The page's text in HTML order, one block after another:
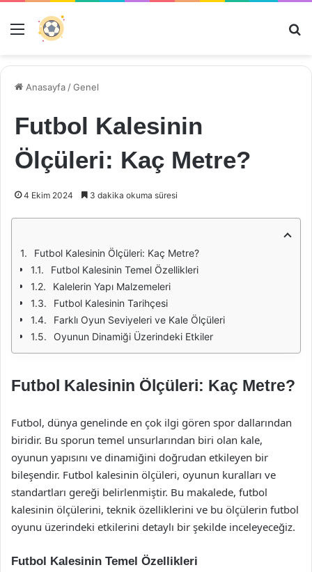
Menü
Anasayfa /Genel
Futbol Kalesinin
Ölçüleri: Kaç Metre?
4 Ekim 2024 3 dakika okuma süresi
Futbol Kalesinin Ölçüleri: Kaç Metre?
Futbol Kalesinin Temel Özellikleri
Kalelerin Yapı Malzemeleri
Futbol Kalesinin Tarihçesi
Farklı Oyun Seviyeleri ve Kale Ölçüleri
Oyunun Dinamiği Üzerindeki Etkiler
Futbol Kalesinin Ölçüleri: Kaç Metre?
Futbol, dünya genelinde en çok ilgi gören spor dallarından
biridir. Bu sporun temel unsurlarından biri olan kale,
oyunun yapısını ve dinamiğini doğrudan etkileyen bir
bileşendir. Futbol kalesinin ölçüleri, oyunun kuralları ve
standartları gereği belirlenmiştir. Bu makalede, futbol
kalesinin ölçülerini, teknik özelliklerini ve bu ölçülerin futbol
oyunu üzerindeki etkilerini detaylı bir şekilde inceleyeceğiz.
Futbol Kalesinin Temel Özellikleri